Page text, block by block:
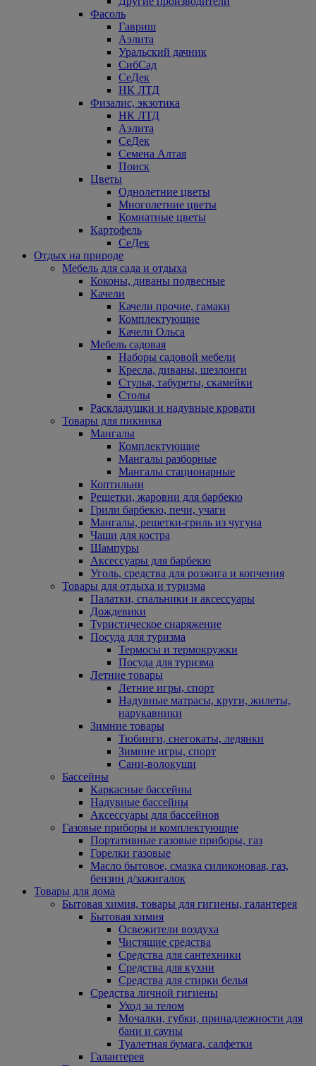
Фасоль
Гавриш
Аэлита
Уральский дачник
СибСад
СеДек
НК ЛТД
Физалис, экзотика
НК ЛТД
Аэлита
СеДек
Семена Алтая
Поиск
Цветы
Однолетние цветы
Многолетние цветы
Комнатные цветы
Картофель
СеДек
Отдых на природе
Мебель для сада и отдыха
Коконы, диваны подвесные
Качели
Качели прочие, гамаки
Комплектующие
Качели Ольса
Мебель садовая
Наборы садовой мебели
Кресла, диваны, шезлонги
Стулья, табуреты, скамейки
Столы
Раскладушки и надувные кровати
Товары для пикника
Мангалы
Комплектующие
Мангалы разборные
Мангалы стационарные
Коптильни
Решетки, жаровни для барбекю
Грили барбекю, печи, учаги
Мангалы, решетки-гриль из чугуна
Чаши для костра
Шампуры
Аксессуары для барбекю
Уголь, средства для розжига и копчения
Товары для отдыха и туризма
Палатки, спальники и аксессуары
Дождевики
Туристическое снаряжение
Посуда для туризма
Термосы и термокружки
Посуда для туризма
Летние товары
Летние игры, спорт
Надувные матрасы, круги, жилеты,
нарукавники
Зимние товары
Тюбинги, снегокаты, ледянки
Зимние игры, спорт
Сани-волокуши
Бассейны
Каркасные бассейны
Надувные бассейны
Аксессуары для бассейнов
Газовые приборы и комплектующие
Портативные газовые приборы, газ
Горелки газовые
Масло бытовое, смазка силиконовая, газ,
бензин д/зажигалок
Товары для дома
Бытовая химия, товары для гигиены, галантерея
Бытовая химия
Освежители воздуха
Чистящие средства
Средства для сантехники
Средства для кухни
Средства для стирки белья
Средства личной гигиены
Уход за телом
Мочалки, губки, принадлежности для
бани и сауны
Туалетная бумага, салфетки
Галантерея